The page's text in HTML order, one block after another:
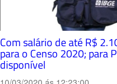
Com salário de até R$
para o Censo 2020; para
disponível